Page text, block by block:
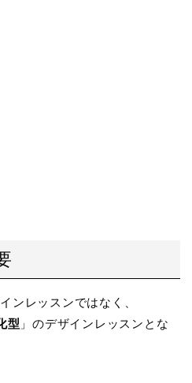
ンレッスンではなく、
型 」のデザインレッスンとな